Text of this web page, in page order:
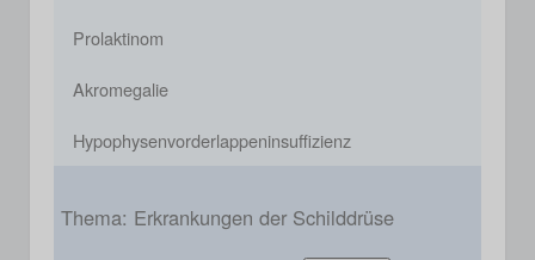
Prolaktinom
Akromegalie
Hypophysenvorderlappeninsuffizienz
Thema: Erkrankungen der Schilddrüse